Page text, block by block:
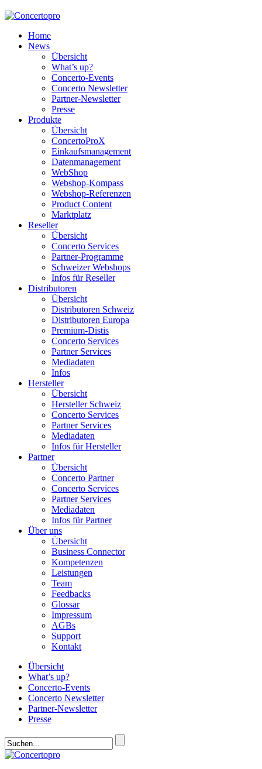
Home
News
Übersicht
What’s up?
Concerto-Events
Concerto Newsletter
Partner-Newsletter
Presse
Produkte
Übersicht
ConcertoProX
Einkaufsmanagement
Datenmanagement
WebShop
Webshop-Kompass
Webshop-Referenzen
Product Content
Marktplatz
Reseller
Übersicht
Concerto Services
Partner-Programme
Schweizer Webshops
Infos für Reseller
Distributoren
Übersicht
Distributoren Schweiz
Distributoren Europa
Premium-Distis
Concerto Services
Partner Services
Mediadaten
Infos
Hersteller
Übersicht
Hersteller Schweiz
Concerto Services
Partner Services
Mediadaten
Infos für Hersteller
Partner
Übersicht
Concerto Partner
Concerto Services
Partner Services
Mediadaten
Infos für Partner
Über uns
Übersicht
Business Connector
Kompetenzen
Leistungen
Team
Feedbacks
Glossar
Impressum
AGBs
Support
Kontakt
Übersicht
What’s up?
Concerto-Events
Concerto Newsletter
Partner-Newsletter
Presse